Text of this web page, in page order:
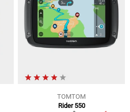
TOMTOM
Rider 550